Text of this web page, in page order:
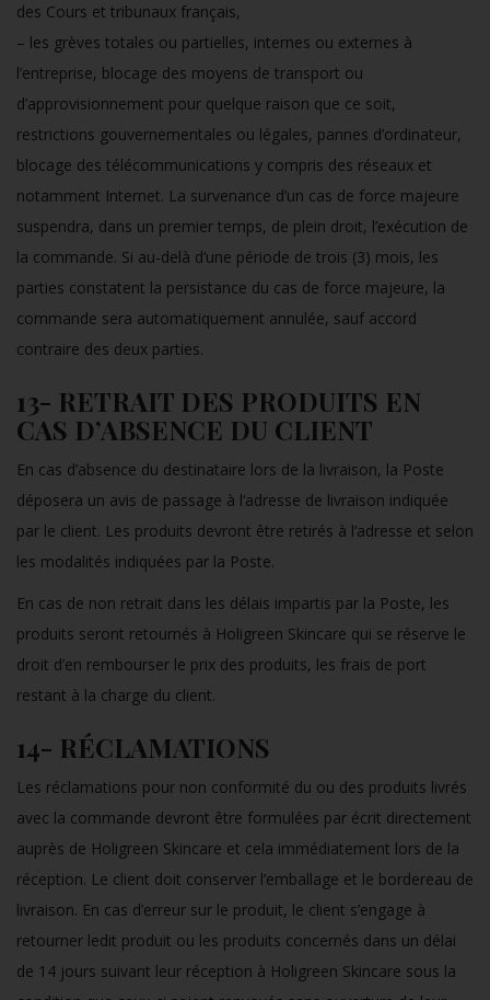
des Cours et tribunaux français,
– les grèves totales ou partielles, internes ou externes à
l’entreprise, blocage des moyens de transport ou
d’approvisionnement pour quelque raison que ce soit,
restrictions gouvernementales ou légales, pannes d’ordinateur,
blocage des télécommunications y compris des réseaux et
notamment Internet. La survenance d’un cas de force majeure
suspendra, dans un premier temps, de plein droit, l’exécution de
la commande. Si au-delà d’une période de trois (3) mois, les
parties constatent la persistance du cas de force majeure, la
commande sera automatiquement annulée, sauf accord
contraire des deux parties.
13- RETRAIT DES PRODUITS EN
CAS D’ABSENCE DU CLIENT
En cas d’absence du destinataire lors de la livraison, la Poste
déposera un avis de passage à l’adresse de livraison indiquée
par le client. Les produits devront être retirés à l’adresse et selon
les modalités indiquées par la Poste.
En cas de non retrait dans les délais impartis par la Poste, les
produits seront retournés à Holigreen Skincare qui se réserve le
droit d’en rembourser le prix des produits, les frais de port
restant à la charge du client.
14- RÉCLAMATIONS
Les réclamations pour non conformité du ou des produits livrés
avec la commande devront être formulées par écrit directement
auprès de Holigreen Skincare et cela immédiatement lors de la
réception. Le client doit conserver l’emballage et le bordereau de
livraison. En cas d’erreur sur le produit, le client s’engage à
retourner ledit produit ou les produits concernés dans un délai
de 14 jours suivant leur réception à Holigreen Skincare sous la